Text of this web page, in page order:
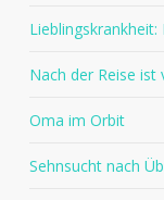
Lieblingskrankheit:
Nach der Reise ist
Oma im Orbit
Sehnsucht nach